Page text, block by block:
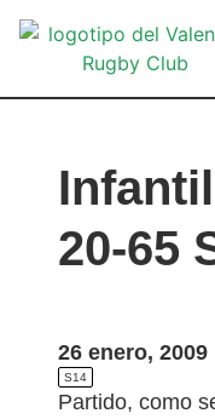
20-65
26 enero, 2009
S14
Partido, como